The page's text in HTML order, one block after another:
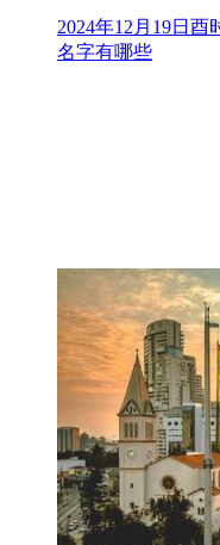
2024年12月19日
名字有哪些